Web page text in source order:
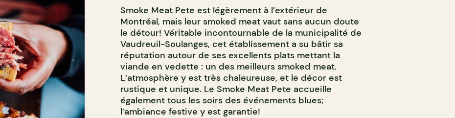
Smoke Meat Pete est légèrement à l’extérieur de
Montréal, mais leur smoked meat vaut sans aucun doute
le détour! Véritable incontournable de la municipalité de
Vaudreuil-Soulanges, cet établissement a su bâtir sa
réputation autour de ses excellents plats mettant la
viande en vedette : un des meilleurs smoked meat.
L’atmosphère y est très chaleureuse, et le décor est
rustique et unique. Le Smoke Meat Pete accueille
également tous les soirs des événements blues;
l’ambiance festive y est garantie!